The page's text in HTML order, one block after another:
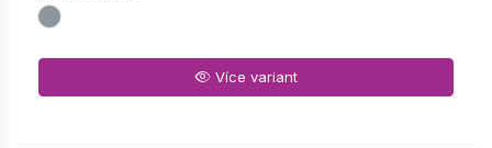
Více variant